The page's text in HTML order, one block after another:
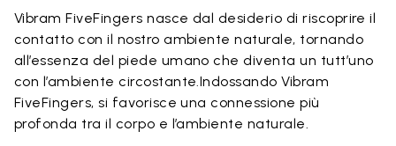
Vibram FiveFingers nasce dal desiderio di riscoprire il
contatto con il nostro ambiente naturale, tornando
all’essenza del piede umano che diventa un tutt’uno
con l’ambiente circostante.Indossando Vibram
FiveFingers, si favorisce una connessione più
profonda tra il corpo e l’ambiente naturale.